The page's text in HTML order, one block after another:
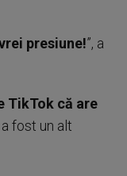
presiune!”, a
TikTok că are
a fost un alt